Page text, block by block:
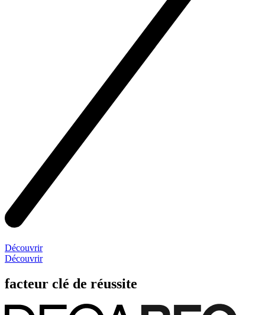
Découvrir
Découvrir
facteur clé de réussite